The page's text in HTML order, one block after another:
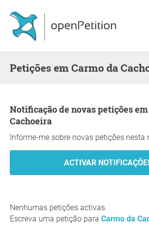
Petições em Carmo da
Notificação de novas petições em Carmo da
Cachoeira
Informe-me sobre novas petições nesta
Nenhumas petições activas.
Escreva uma petição para Carmo da